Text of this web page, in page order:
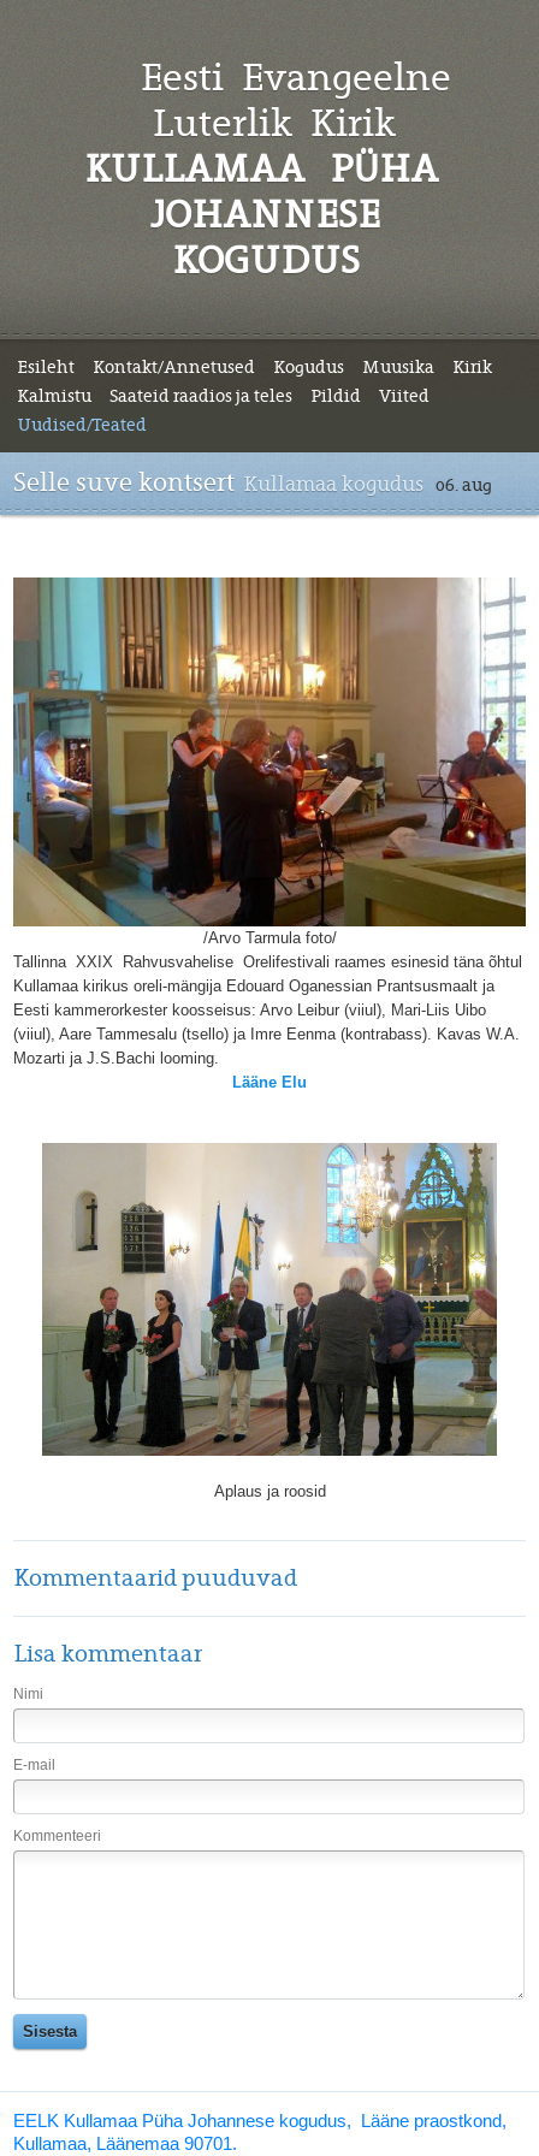
Eesti Evangeelne
Luterlik Kirik
KULLAMAA PÜHA
JOHANNESE
KOGUDUS
Esileht Kontakt/Annetused Kogudus Muusika
Kirik
Kalmistu
Saateid raadios ja teles Pildid
Viited
Uudised/Teated
Selle suve kontsert Kullamaa kogudus 06. aug
/Arvo Tarmula foto/
Tallinna XXIX Rahvusvahelise Orelifestivali raames esinesid täna õhtul
Kullamaa kirikus oreli-mängija Edouard Oganessian Prantsusmaalt ja
Eesti kammerorkester koosseisus: Arvo Leibur (viiul), Mari-Liis Uibo
(viiul), Aare Tammesalu (tsello) ja Imre Eenma (kontrabass). Kavas W.A.
Mozarti ja J.S.Bachi looming.
Lääne Elu
Aplaus ja roosid
Kommentaarid puuduvad
Lisa kommentaar
Nimi
E-mail
Kommenteeri
EELK Kullamaa Püha Johannese kogudus, Lääne praostkond,
Kullamaa, Läänemaa 90701.